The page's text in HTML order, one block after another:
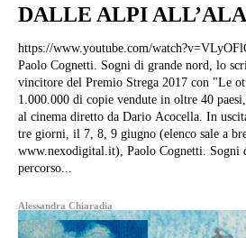
DALLE ALPI
https://www.youtube.com/
Paolo Cognetti. Sogni di grande nord, lo
vincitore del Premio Strega 2017 con "Le
1.000.000 di copie vendute in oltre 40
al cinema diretto da Dario Acocella. In uscita nelle sale italiane solo per
tre giorni, il 7, 8, 9 giugno (elenco sale a
www.nexodigital.it), Paolo Cognetti. Sogni
percorso...
Alessandra Chiaradia